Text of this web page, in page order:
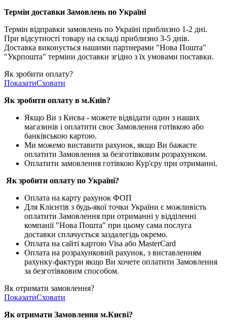
Термін доставки Замовлень по Україні
Термін відправки замовлень по Україні приблизно 1-2 дні.
При відсутності товару на складі приблизно 3-5 днів.
Доставка виконується нашими партнерами "Нова Пошта"
"Укрпошта" терміни доставки згідно з їх умовами поставки.
Як зробити оплату?
ПоказатиСховати
Як зробити оплату в м.Київ?
Якщо Ви з Києва - можете відвідати один з наших
магазинів і оплатити своє Замовлення готівкою або
банківською картою.
Ми можемо виставити рахунок, якщо Ви бажаєте
оплатити Замовлення за безготівковим розрахунком.
Оплатити замовлення готівкою Кур'єру при отриманні.
Як зробити оплату по Україні?
Оплата на карту рахунок ФОП
Для Клієнтів з будь-якої точки України є можливість
оплатити Замовлення при отриманні у відділенні
компанії "Нова Пошта" при цьому сама послуга
доставки сплачується заздалегідь окремо.
Оплата на сайті картою Visa або MasterCard
Оплата на розрахунковий рахунок, з виставленням
рахунку-фактури якщо Ви хочете оплатити Замовлення
за безготівковим способом.
Як отримати замовлення?
ПоказатиСховати
Як отримати Замовлення м.Києві?